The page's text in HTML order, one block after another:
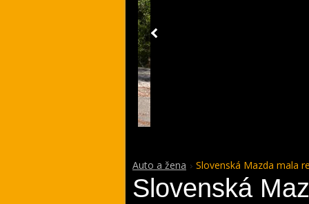
Auto a žena Slovenská Mazda mala
Slovenská